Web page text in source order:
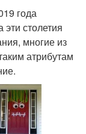
года
столетия
многие из
атрибутам